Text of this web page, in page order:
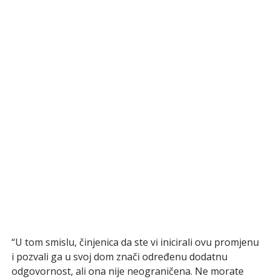
“U tom smislu, činjenica da ste vi inicirali ovu promjenu
i pozvali ga u svoj dom znači određenu dodatnu
odgovornost, ali ona nije neograničena. Ne morate